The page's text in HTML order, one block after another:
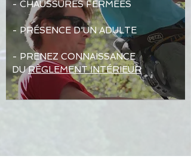
- CHAUSSURES FERMÉES
- PRÉSENCE D'UN ADULTE
- PRENEZ CONNAISSANCE
DURÈGLEMENT INTÉRIEUR